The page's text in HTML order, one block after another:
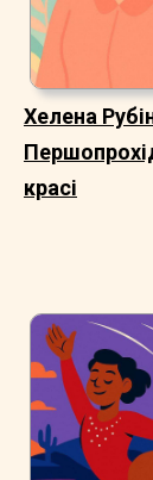
Хелена
красі